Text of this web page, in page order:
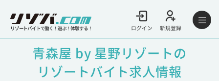
リゾートバイトで働く！遊ぶ！体験する！ ログイン 新規登録
青森屋 by 星野リゾートの
リゾートバイト求人情報